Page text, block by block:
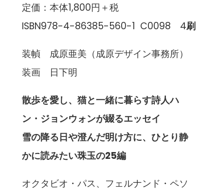
定価：本体1,800円＋税
ISBN978-4-86385-560-1 C0098 4刷
装幀 成原亜美（成原デザイン事務所）
装画 日下明
散歩を愛し、猫と一緒に暮らす詩人ハ
ン・ジョンウォンが綴るエッセイ
雪の降る日や澄んだ明け方に、ひとり静
かに読みたい珠玉の25編
オクタビオ・パス、フェルナンド・ペソ